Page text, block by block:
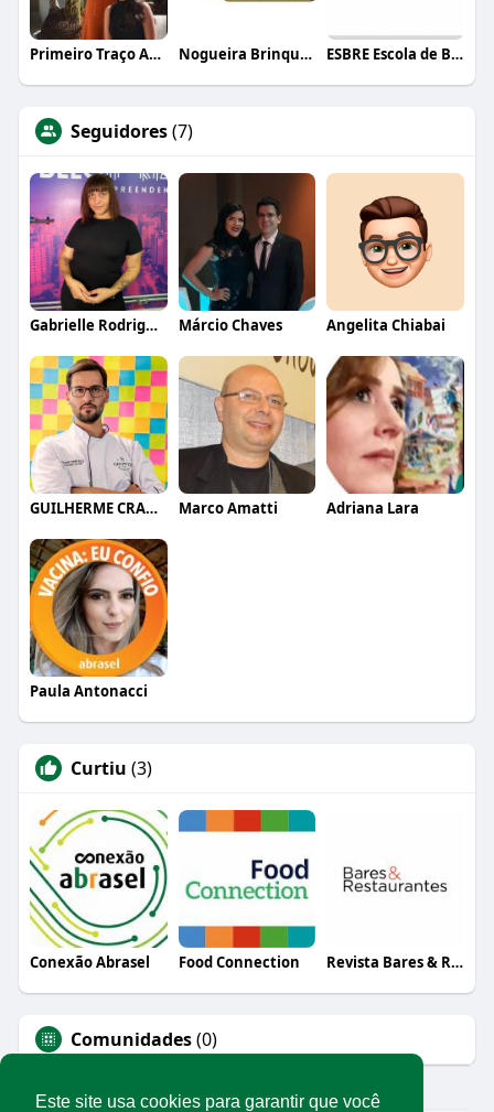
Este site usa cookies para garantir que você
Primeiro Traço Arquitetura Nogueira Brinquedos ESBRE Escola de Bares e Restaurantes
Seguidores(7)
Gabrielle Rodrigues Márcio Chaves Angelita Chiabai
GUILHERME CRAMER BALLE Marco Amatti Adriana Lara
Paula Antonacci
Curtiu (3)
Conexão Abrasel Food Connection Revista Bares & Restaurantes
Comunidades(0)